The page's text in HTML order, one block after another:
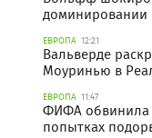
доминировании
ЕВРОПА 12:21
Вальверде
Моуринью в
ЕВРОПА 11:47
ФИФА обвинила
попытках